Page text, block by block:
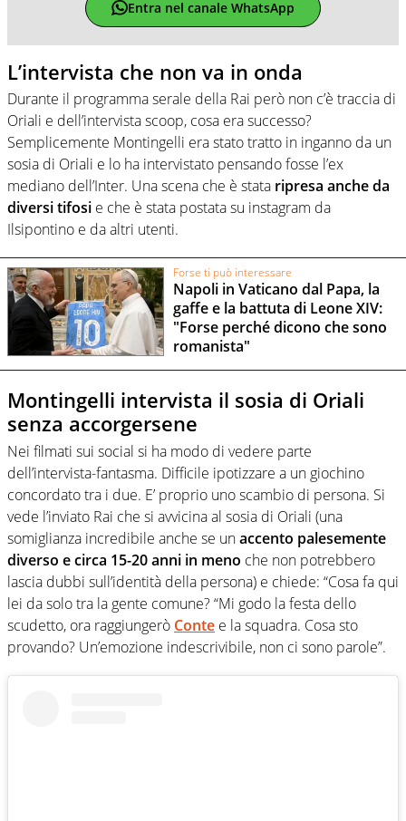
Entra nel canale WhatsApp
L’intervista che non va in onda
Durante il programma serale della Rai però non c’è traccia di
Oriali e dell’intervista scoop, cosa era successo?
Semplicemente Montingelli era stato tratto in inganno da un
sosia di Oriali e lo ha intervistato pensando fosse l’ex
mediano dell’Inter. Una scena che è stata ripresa anche da
diversi tifosi e che è stata postata su instagram da
Ilsipontino e da altri utenti.
Forse ti può interessare
Napoli in Vaticano dal Papa, la
gaffe e la battuta di Leone XIV:
"Forse perché dicono che sono
romanista"
Montingelli intervista il sosia di Oriali
senza accorgersene
Nei filmati sui social si ha modo di vedere parte
dell’intervista-fantasma. Difficile ipotizzare a un giochino
concordato tra i due. E’ proprio uno scambio di persona. Si
vede l’inviato Rai che si avvicina al sosia di Oriali (una
somiglianza incredibile anche se unaccento palesemente
diverso e circa 15-20 anni in meno che non potrebbero
lascia dubbi sull’identità della persona) e chiede: “Cosa fa qui
lei da solo tra la gente comune? “Mi godo la festa dello
scudetto, ora raggiungerò Conte e la squadra. Cosa sto
provando? Un’emozione indescrivibile, non ci sono parole”.